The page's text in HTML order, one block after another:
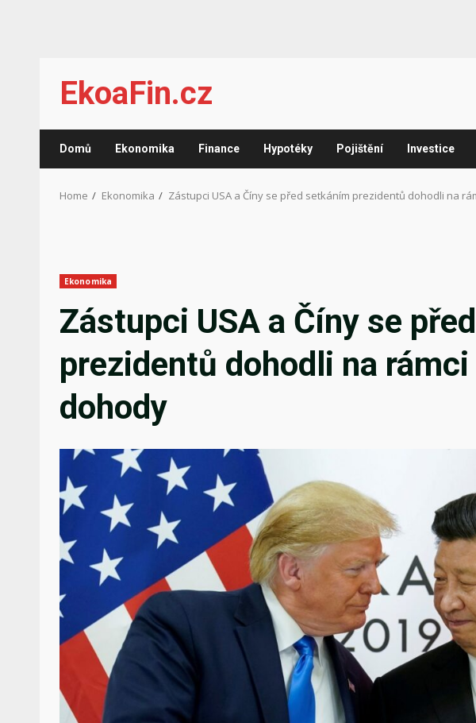
content
EkoaFin.cz
Domů Ekonomika Finance Hypotéky Pojištění Investice
Home Ekonomika Zástupci USA a Číny se před setkáním prezidentů dohodli na
Ekonomika
Zástupci USA a Číny se
prezidentů dohodli na
dohody